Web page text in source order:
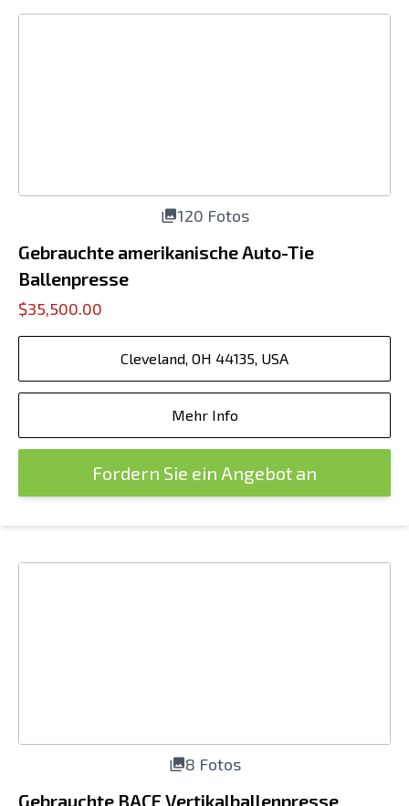
120 Fotos
Gebrauchte amerikanische Auto-Tie
Ballenpresse
$35,500.00
Cleveland, OH 44135, USA
Mehr Info
Fordern Sie ein Angebot an
8 Fotos
Gebrauchte BACE Vertikalballenpresse